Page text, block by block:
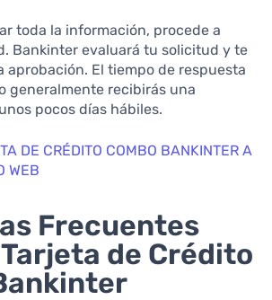
toda la información, procede a
Bankinter evaluará tu solicitud y te
aprobación. El tiempo de respuesta
generalmente recibirás una
pocos días hábiles.
DE CRÉDITO COMBO BANKINTER A
WEB
Frecuentes
de Crédito